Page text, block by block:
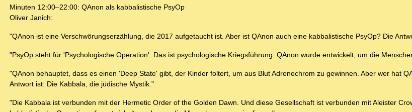
Minuten 12:00–22:00: QAnon als kabbalistische PsyOp
Oliver Janich:
"QAnon ist eine Verschwörungserzählung, die 2017 aufgetaucht ist. Aber ist QAnon auch eine kabbalistische PsyOp? Die
"PsyOp steht für 'Psychologische Operation'. Das ist psychologische Kriegsführung. QAnon wurde entwickelt, um die
"QAnon behauptet, dass es einen 'Deep State' gibt, der Kinder foltert, um aus Blut Adrenochrom zu gewinnen. Aber wer hat
Antwort ist: Die Kabbala, die jüdische Mystik."
"Die Kabbala ist verbunden mit der Hermetic Order of the Golden Dawn. Und diese Gesellschaft ist verbunden mit Aleister